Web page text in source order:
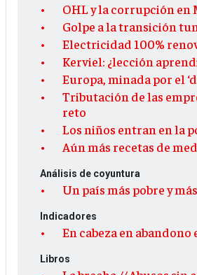
OHL y la corrupción en
Golpe a la transición
Electricidad 100%
Kerviel: ¿lección
Europa, minada por el
Tributación de las
reto
Los niños entran en la
Aún más recetas de
Análisis de coyuntura
Un país más pobre y
Indicadores
En cabeza en abandono
Libros